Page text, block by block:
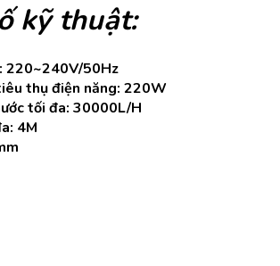
kỹ thuật:
220~240V/50Hz
thụ điện năng: 220W
tối đa: 30000L/H
4M